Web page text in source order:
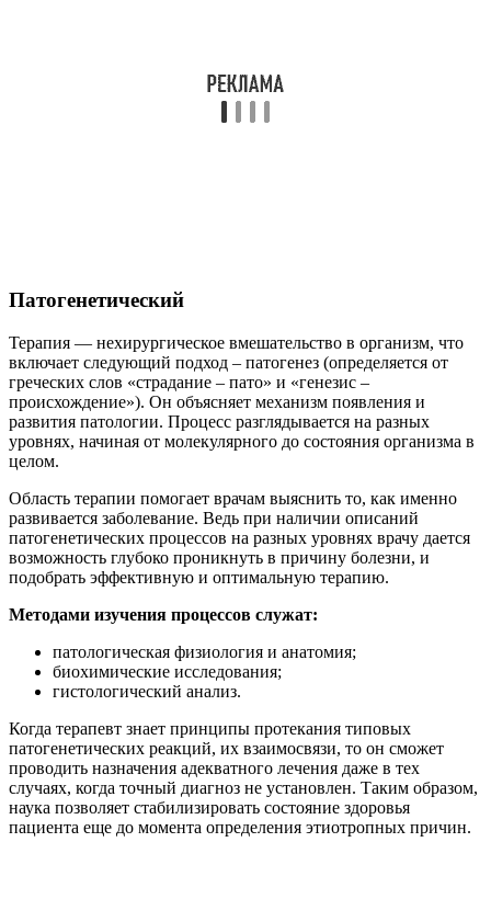
Патогенетический
Терапия — нехирургическое вмешательство в организм, что
включает следующий подход – патогенез (определяется от
греческих слов «страдание – пато» и «генезис –
происхождение»). Он объясняет механизм появления и
развития патологии. Процесс разглядывается на разных
уровнях, начиная от молекулярного до состояния организма в
целом.
Область терапии помогает врачам выяснить то, как именно
развивается заболевание. Ведь при наличии описаний
патогенетических процессов на разных уровнях врачу дается
возможность глубоко проникнуть в причину болезни, и
подобрать эффективную и оптимальную терапию.
Методами изучения процессов служат:
патологическая физиология и анатомия;
биохимические исследования;
гистологический анализ.
Когда терапевт знает принципы протекания типовых
патогенетических реакций, их взаимосвязи, то он сможет
проводить назначения адекватного лечения даже в тех
случаях, когда точный диагноз не установлен. Таким образом,
наука позволяет стабилизировать состояние здоровья
пациента еще до момента определения этиотропных причин.